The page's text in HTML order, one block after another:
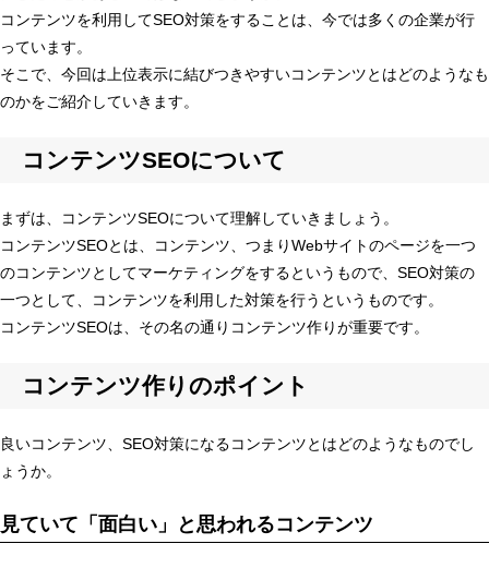
コンテンツを利用してSEO対策をすることは、今では多くの企業が行
っています。
そこで、今回は上位表示に結びつきやすいコンテンツとはどのようなも
のかをご紹介していきます。
コンテンツSEOについて
まずは、コンテンツSEOについて理解していきましょう。
コンテンツSEOとは、コンテンツ、つまりWebサイトのページを一つ
のコンテンツとしてマーケティングをするというもので、SEO対策の
一つとして、コンテンツを利用した対策を行うというものです。
コンテンツSEOは、その名の通りコンテンツ作りが重要です。
コンテンツ作りのポイント
良いコンテンツ、SEO対策になるコンテンツとはどのようなものでし
ょうか。
見ていて「面白い」と思われるコンテンツ